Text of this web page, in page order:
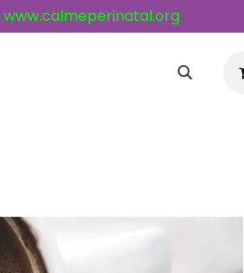
www.calmeperinatal.org